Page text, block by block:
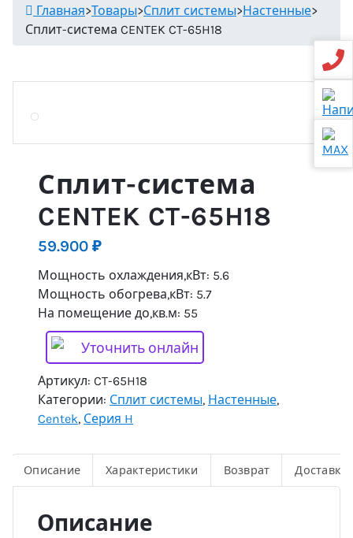
Главная>Товары>Сплит системы>Настенные>
Сплит-система CENTEK CT-65H18
Сплит-система
CENTEK CT-65H18
59.900 ₽
Мощность охлаждения,кВт: 5.6
Мощность обогрева,кВт: 5.7
На помещение до,кв.м: 55
Уточнить онлайн
Артикул: CT-65H18
Категории: Сплит системы, Настенные,
Centek, Серия H
Описание Характеристики Возврат Доставка
Описание